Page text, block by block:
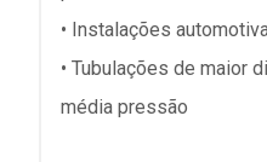
• Instalações
• Tubulações de maior
média pressão